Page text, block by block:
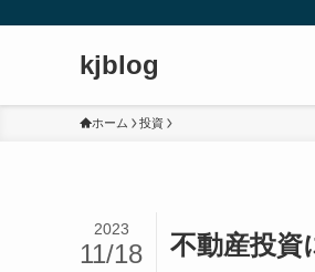
kjblog
ホーム 投資
不動産投資
2023
11/18